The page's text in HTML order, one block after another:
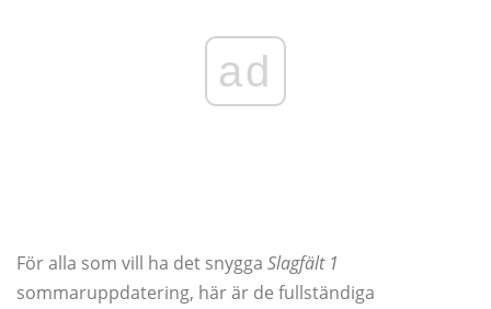
ad
För alla som vill ha det snygga Slagfält 1
sommaruppdatering, här är de fullständiga